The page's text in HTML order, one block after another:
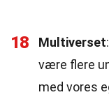
18 Multiverset
være flere
med vores